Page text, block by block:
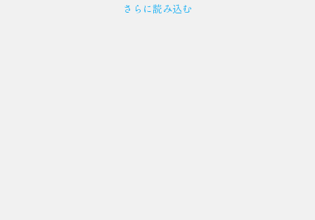
さらに読み込む